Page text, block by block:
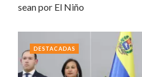
sean por El Niño
DESTACADAS